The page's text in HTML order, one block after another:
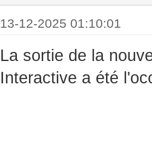
13-12-2025 01:10:01
La sortie de la
Interactive a été